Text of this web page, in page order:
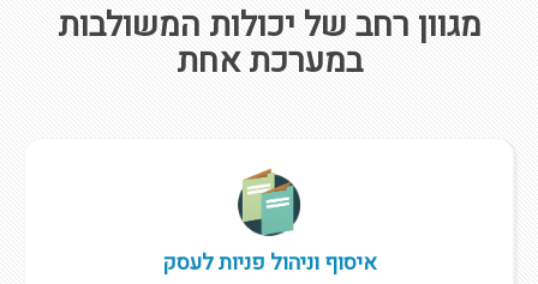
מגוון רחב של יכולות המשולבות
במערכת אחת
איסוף וניהול פניות לעסק